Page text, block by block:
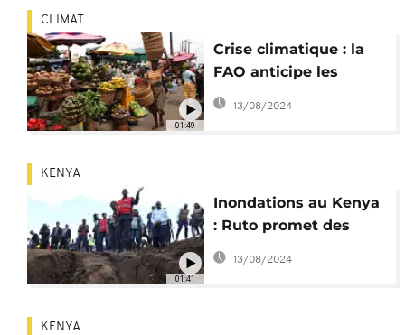
01:49
CLIMAT
Crise climatique : la
FAO anticipe les
risques d'insécurité
alimentaire
13/08/2024
01:41
KENYA
Inondations au Kenya
: Ruto promet des
maisons et une aide
financière
13/08/2024
KENYA